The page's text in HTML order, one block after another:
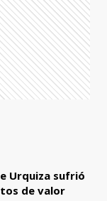
Urquiza sufrió
de valor